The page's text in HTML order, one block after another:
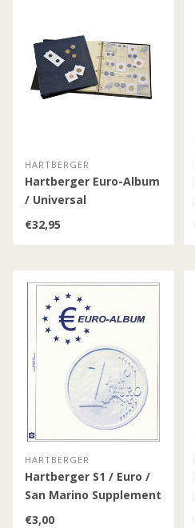
HARTBERGER
Hartberger Euro-Album
/ Universal
€32,95
HARTBERGER
Hartberger S1 / Euro /
San Marino Supplement
€3,00